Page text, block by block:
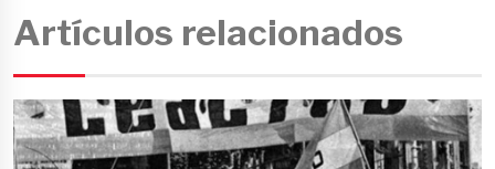
Artículos relacionados